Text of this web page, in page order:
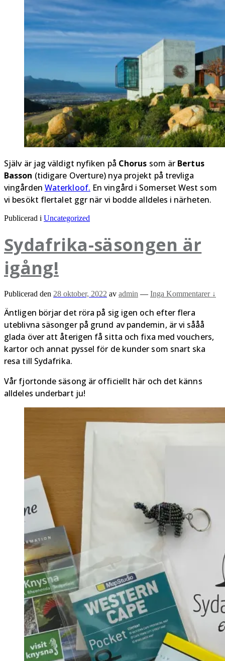
Själv är jag väldigt nyfiken på Chorus som är Bertus
Basson (tidigare Overture) nya projekt på trevliga
vingården Waterkloof. En vingård i Somerset West som
vi besökt flertalet ggr när vi bodde alldeles i närheten.
Publicerad i Uncategorized
Sydafrika-säsongen är
igång!
Publicerad den 28 oktober, 2022 av admin — Inga Kommentarer ↓
Äntligen börjar det röra på sig igen och efter flera
uteblivna säsonger på grund av pandemin, är vi sååå
glada över att återigen få sitta och fixa med vouchers,
kartor och annat pyssel för de kunder som snart ska
resa till Sydafrika.
Vår fjortonde säsong är officiellt här och det känns
alldeles underbart ju!